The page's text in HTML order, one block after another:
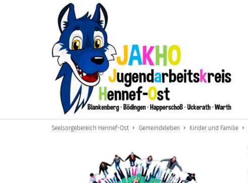
Zum Inhalt springen
Seelsorgebereich Hennef-Ost Gemeindeleben Kinder und Familie